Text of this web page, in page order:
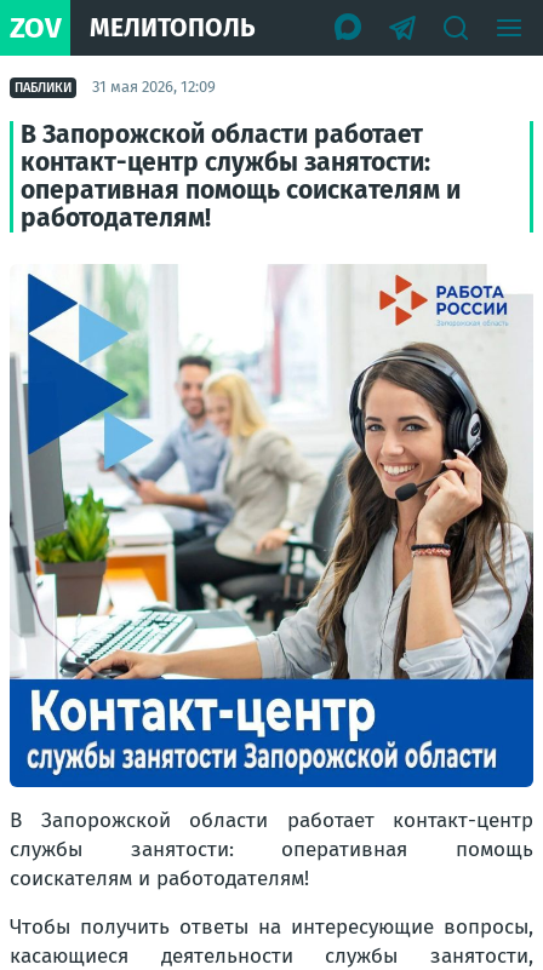
ZOV МЕЛИТОПОЛЬ
ПАБЛИКИ 31 мая 2026, 12:09
В Запорожской области работает
контакт-центр службы занятости:
оперативная помощь соискателям и
работодателям!
В Запорожской области работает контакт-центр
службы занятости: оперативная помощь
соискателям и работодателям!
Чтобы получить ответы на интересующие вопросы,
касающиеся деятельности службы занятости,